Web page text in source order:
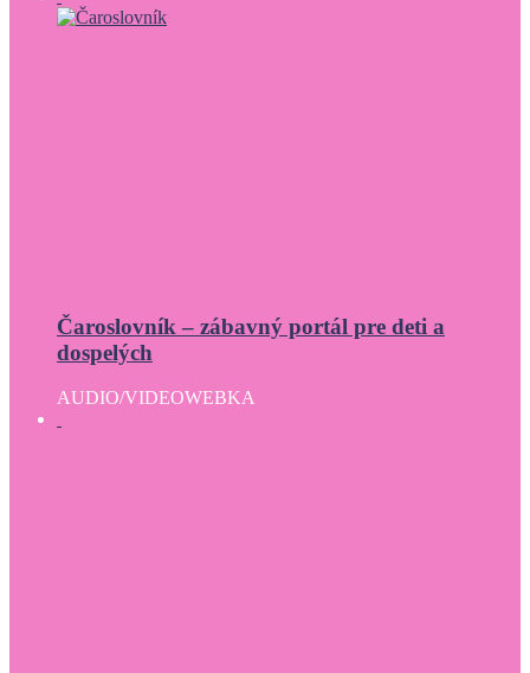
Čaroslovník – zábavný portál pre deti a
dospelých
AUDIO/VIDEOWEBKA